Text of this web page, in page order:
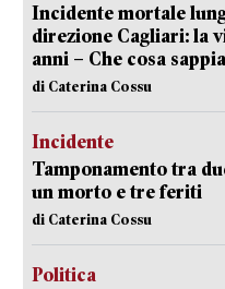
Incidente mortale
direzione Cagliari: la
anni – Che cosa
di Caterina Cossu
Incidente
Tamponamento tra
un morto e tre feriti
di Caterina Cossu
Politica